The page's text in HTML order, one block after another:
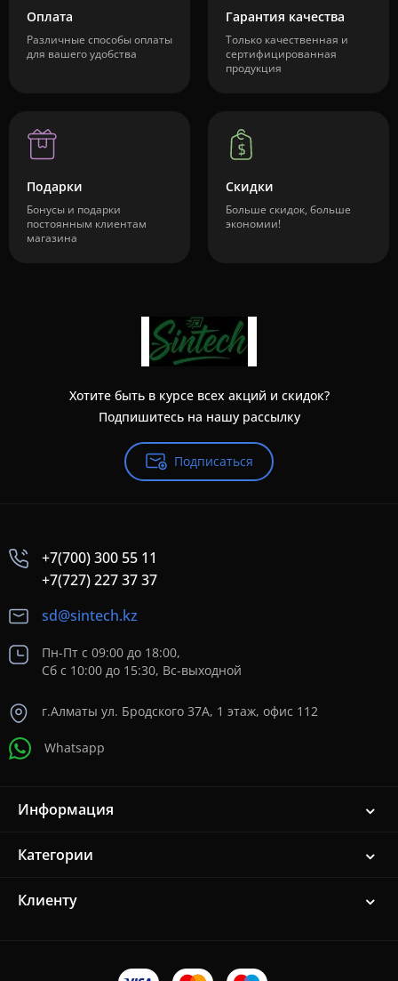
Оплата
Различные способы оплаты
для вашего удобства
Гарантия качества
Только качественная и
сертифицированная
продукция
Подарки
Бонусы и подарки
постоянным клиентам
магазина
Скидки
Больше скидок, больше
экономии!
Хотите быть в курсе всех акций и скидок?
Подпишитесь на нашу рассылку
Подписаться
+7(700) 300 55 11
+7(727) 227 37 37
sd@sintech.kz
Пн-Пт с 09:00 до 18:00,
Сб с 10:00 до 15:30, Вс-выходной
г.Алматы ул. Бродского 37A, 1 этаж, офис 112
Whatsapp
Информация
Категории
Клиенту